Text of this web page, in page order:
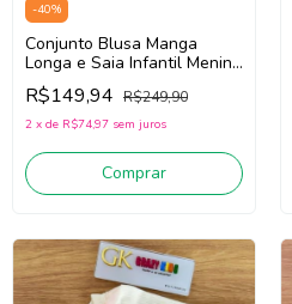
-40%
Conjunto Blusa Manga
Longa e Saia Infantil Menina
Gabriela Aquarela 261031
(Off White/Rosa)
R$149,94 R$249,90
2 x de R$74,97 sem juros
Comprar